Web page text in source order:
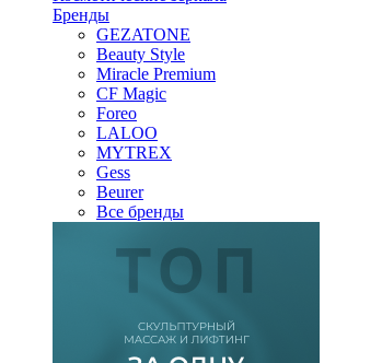
Бренды
GEZATONE
Beauty Style
Miracle Premium
CF Magic
Foreo
LALOO
MYTREX
Gess
Beurer
Все бренды